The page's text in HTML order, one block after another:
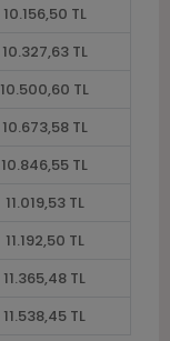
10.156,50 TL
10.327,63 TL
10.500,60 TL
10.673,58 TL
10.846,55 TL
11.019,53 TL
11.192,50 TL
11.365,48 TL
11.538,45 TL